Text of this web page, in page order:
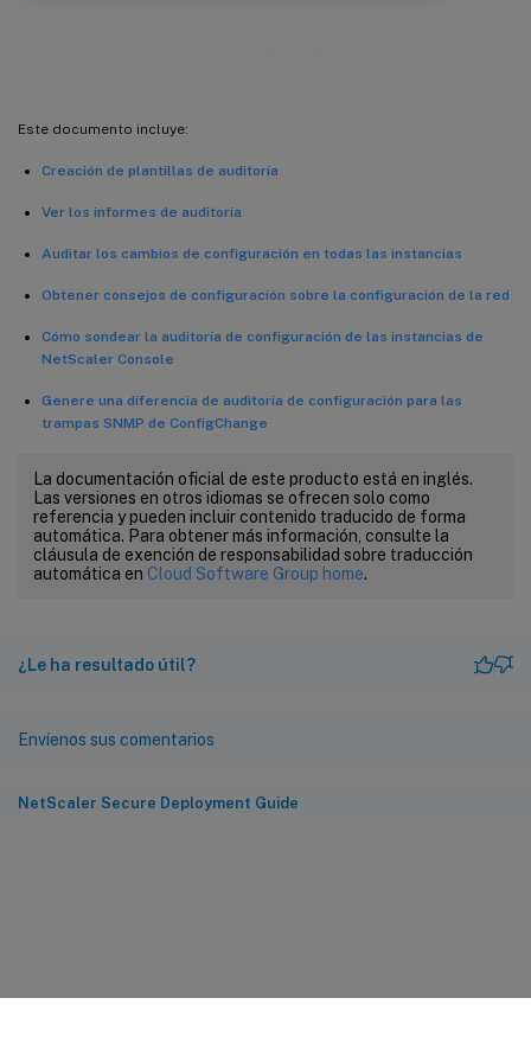
Este documento incluye:
Creación de plantillas de auditoría
Ver los informes de auditoría
Auditar los cambios de configuración en todas las instancias
Obtener consejos de configuración sobre la configuración de la red
Cómo sondear la auditoría de configuración de las instancias de
NetScaler Console
Genere una diferencia de auditoría de configuración para las
trampas SNMP de ConfigChange
La documentación oficial de este producto está en inglés.
Las versiones en otros idiomas se ofrecen solo como
referencia y pueden incluir contenido traducido de forma
automática. Para obtener más información, consulte la
cláusula de exención de responsabilidad sobre traducción
automática en Cloud Software Group home.
¿Le ha resultado útil?
Envíenos sus comentarios
NetScaler Secure Deployment Guide